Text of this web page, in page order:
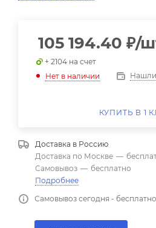
105 194.40 ₽/
+ 2104 на счет
Нет в наличии
КУПИТЬ В 1
Доставка в Россию
Доставка по Москве —
Самовывоз — бесплатно
Подробнее
Самовывоз сегодня - бесплатно